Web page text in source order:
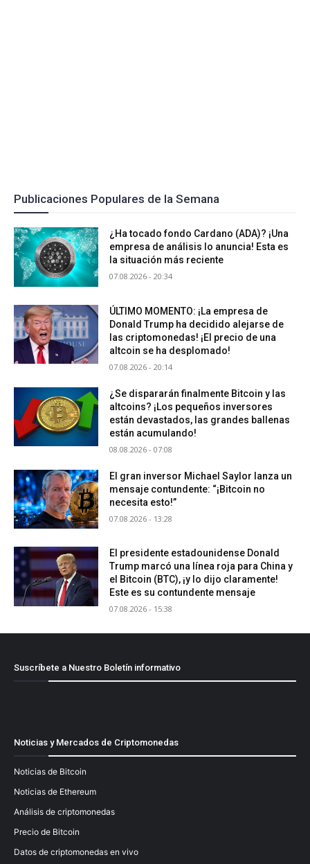
Publicaciones Populares de la Semana
¿Ha tocado fondo Cardano (ADA)? ¡Una
empresa de análisis lo anuncia! Esta es
la situación más reciente
07.08.2026 - 20:34
ÚLTIMO MOMENTO: ¡La empresa de
Donald Trump ha decidido alejarse de
las criptomonedas! ¡El precio de una
altcoin se ha desplomado!
07.08.2026 - 20:14
¿Se dispararán finalmente Bitcoin y las
altcoins? ¡Los pequeños inversores
están devastados, las grandes ballenas
están acumulando!
08.08.2026 - 07:08
El gran inversor Michael Saylor lanza un
mensaje contundente: “¡Bitcoin no
necesita esto!”
07.08.2026 - 13:28
El presidente estadounidense Donald
Trump marcó una línea roja para China y
el Bitcoin (BTC), ¡y lo dijo claramente!
Este es su contundente mensaje
07.08.2026 - 15:38
Suscríbete a Nuestro Boletín informativo
Noticias y Mercados de Criptomonedas
Noticias de Bitcoin
Noticias de Ethereum
Análisis de criptomonedas
Precio de Bitcoin
Datos de criptomonedas en vivo